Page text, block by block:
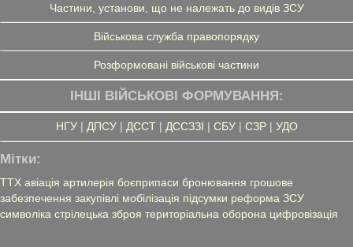
Частини, установи, що не належать до видів ЗСУ
Військова служба правопорядку
Розформовані військові частини
ІНШІ ВІЙСЬКОВІ ФОРМУВАННЯ:
НГУ| ДПСУ| ДССТ| ДССЗЗІ | СБУ| СЗР| УДО
Мітки:
ТТХ авіація артилерія боєприпаси бронювання грошове
забезпечення закупівлі мобілізація підсумки реформа ЗСУ
символіка стрілецька зброя територіальна оборона цифровізація